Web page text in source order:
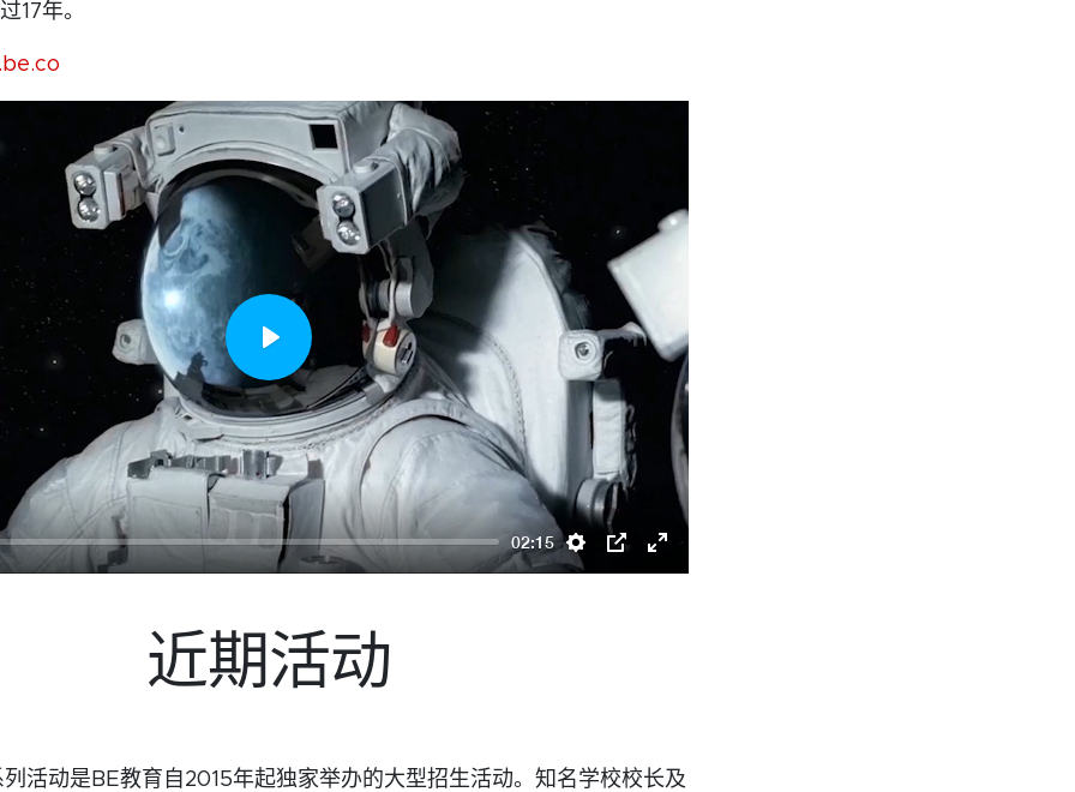
17年。
02:15
Settings
PIP Enter
Play
近期活动
列活动是BE教育自2015年起独家举办的大型招生活动。知名学校校长及